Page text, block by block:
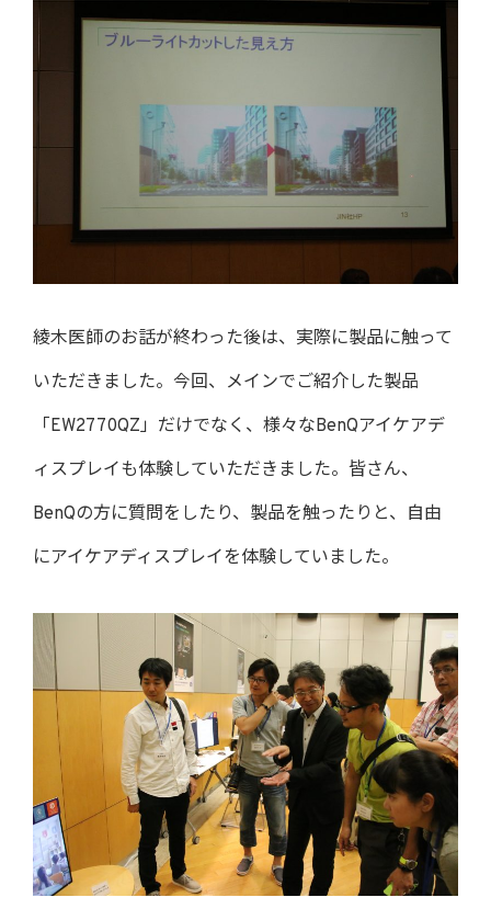
綾木医師のお話が終わった後は、実際に製品に触って
いただきました。今回、メインでご紹介した製品
「EW2770QZ」だけでなく、様々なBenQアイケアデ
ィスプレイも体験していただきました。皆さん、
BenQの方に質問をしたり、製品を触ったりと、自由
にアイケアディスプレイを体験していました。